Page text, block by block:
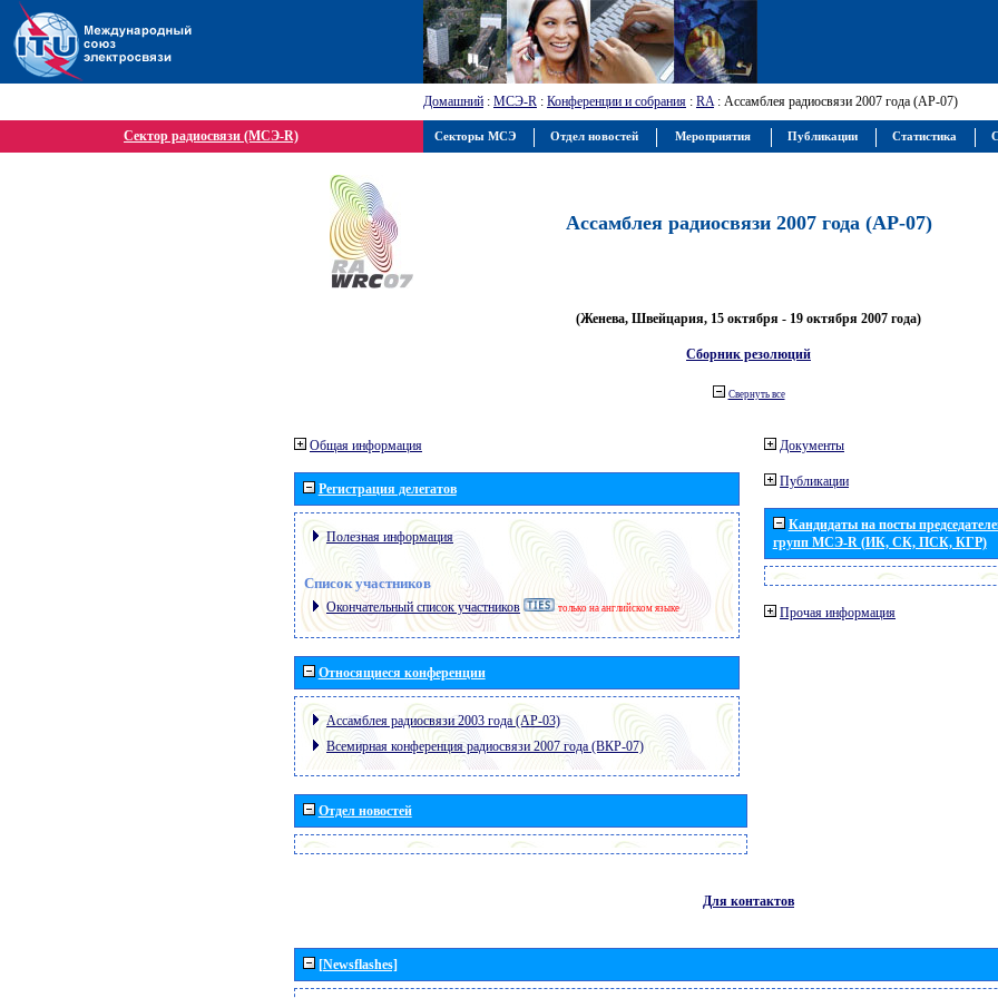
Домашний : МСЭ-R : Конференции и собрания : RA: Ассамблея радиосвязи 2007 года (АР-07)
Сектор радиосвязи (МСЭ-R)
Ассамблея радиосвязи 2007 года (АР-07)
(Женева, Швейцария, 15 октября - 19 октября 2007 года)
Сборник резолюций
Свернуть все
Общая информация
Регистрация делегатов
Полезная информация
Список участников
Окончательный список участников только на английском языке
Относящиеся конференции
Ассамблея радиосвязи 2003 года (АР-03)
Всемирная конференция радиосвязи 2007 года (ВКР-07)
Отдел новостей
Документы
Публикации
Кандидаты на посты
групп МСЭ-R (ИК, СК, ПСК, КГР)
Прочая информация
Для контактов
[Newsflashes]
Секторы МСЭ Отдел новостей Мероприятия Публикации Статистика